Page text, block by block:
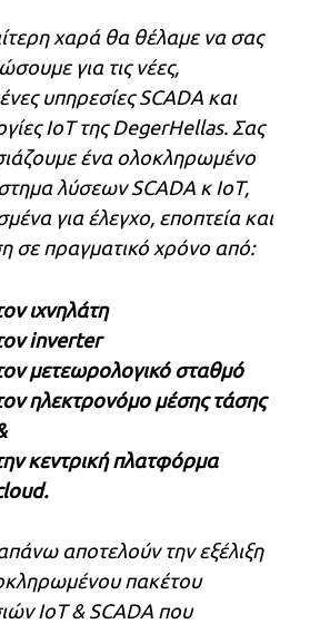
χαρά θα θέλαμε να σας
για τις νέες,
υπηρεσίες SCADA και
IoT της DegerHellas. Σας
ένα ολοκληρωμένο
λύσεων SCADA κ ΙοΤ,
για έλεγχο, εποπτεία και
σε πραγματικό χρόνο από:
ιχνηλάτη
inverter
μετεωρολογικό σταθμό
ηλεκτρονόμο μέσης τάσης
κεντρική πλατφόρμα
αποτελούν την εξέλιξη
πακέτου
IoT & SCADA που